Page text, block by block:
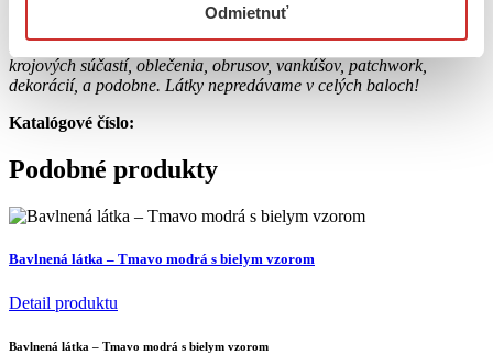
Odmietnuť
naša ponuka látok je určená najmä na hobby výrobu sukní,
krojových súčastí, oblečenia, obrusov, vankúšov, patchwork,
dekorácií, a podobne. Látky nepredávame v celých baloch!
Katalógové číslo:
Podobné produkty
Bavlnená látka – Tmavo modrá s bielym vzorom
Detail produktu
Bavlnená látka – Tmavo modrá s bielym vzorom